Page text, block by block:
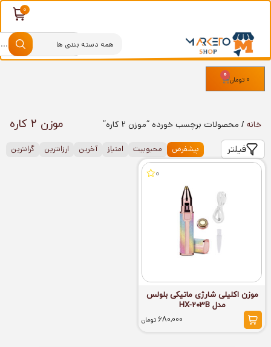
0 تومان
0
خانه / محصولات برچسب خورده “موزن 2 کاره” موزن 2 کاره
پیشفرض محبوبیت امتیاز آخرین ارزانترین گرانترین فیلتر
0
موزن اکلیلی شارژی ماتیکی بلولس
مدل HX-203B
680,000 تومان